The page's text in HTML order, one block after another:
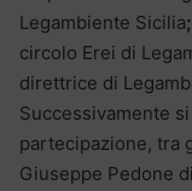
Legambiente Sicilia
circolo Erei di
direttrice di
Successivamente
partecipazione, tra
Giuseppe Pedone